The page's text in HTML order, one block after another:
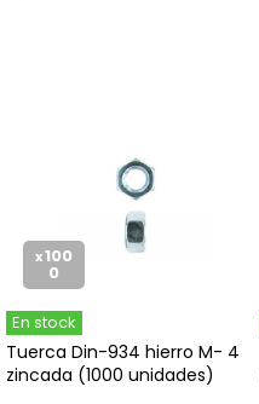
x100
0
En stock
Tuerca Din-934 hierro M- 4
zincada (1000 unidades)